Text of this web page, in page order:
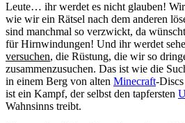
Leute… ihr werdet es nicht glauben!
wie wir ein Rätsel nach dem anderen
sind manchmal so verzwickt, da
für Hirnwindungen! Und ihr werdet
versuchen, die Rüstung, die wir so
zusammenzusuchen. Das ist wie die
in einem Berg von alten Minecraft-
ist ein Kampf, der selbst den tapfersten
Wahnsinns treibt.